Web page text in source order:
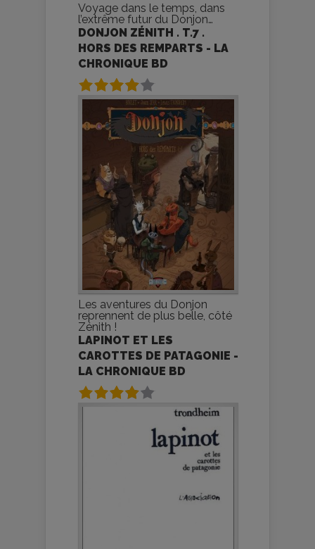
Voyage dans le temps, dans
l’extrême futur du Donjon…
DONJON ZÉNITH . T.7 .
HORS DES REMPARTS - LA
CHRONIQUE BD
Les aventures du Donjon
reprennent de plus belle, côté
Zénith !
LAPINOT ET LES
CAROTTES DE PATAGONIE -
LA CHRONIQUE BD